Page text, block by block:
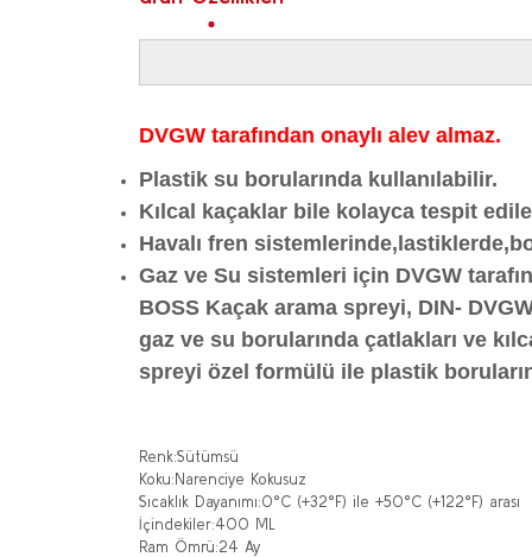
DVGW tarafından onaylı alev almaz.
Plastik su borularında kullanılabilir.
Kılcal kaçaklar bile kolayca tespit
Havalı fren
Gaz ve Su sistemleri için DVGW
BOSS Kaçak arama spreyi, DIN-
gaz ve su borularında çatlakları ve
spreyi özel formülü ile plastik
Renk:Sütümsü
Koku: Narenciye Kokusuz
Sıcaklık Dayanımı:0°C (+32°F) ile +50°C (+122°F) arası
İçindekiler:400 ML
Ram Ömrü:24 Ay